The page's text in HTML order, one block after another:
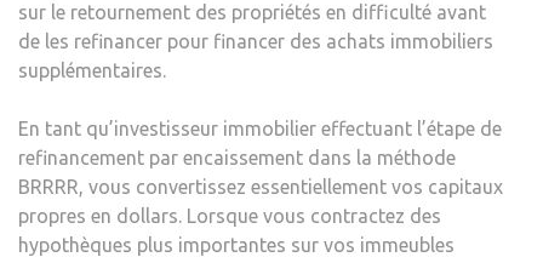
sur le retournement des propriétés en difficulté avant
de les refinancer pour financer des achats immobiliers
supplémentaires.
En tant qu’investisseur immobilier effectuant l’étape de
refinancement par encaissement dans la méthode
BRRRR, vous convertissez essentiellement vos capitaux
propres en dollars. Lorsque vous contractez des
hypothèques plus importantes sur vos immeubles